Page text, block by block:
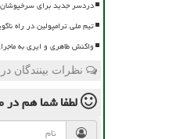
دردسر جدید برای سرخپوشان
تیم ملی ترامپولین در راه
واکنش طاهری و ایری به
نظرات بینندگان
لطفا شما همدر